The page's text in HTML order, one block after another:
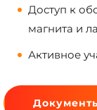
Доступ к
магнита и
Активное